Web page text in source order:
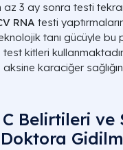
3 ay sonra testi
RNA testi
tanı gücüyle
kitleri
karaciğer
Belirtileri ve